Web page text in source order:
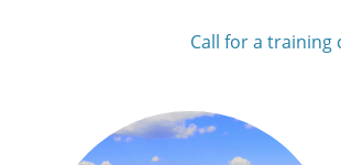
Call for a training